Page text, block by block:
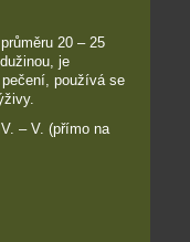
20 – 25
je
používá se
– V. (přímo na